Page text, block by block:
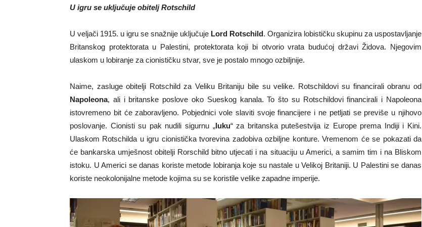
U igru se uključuje obitelj Rotschild
U veljači 1915. u igru se snažnije uključuje Lord Rotschild. Organizira lobističku skupinu za uspostavljanje
Britanskog protektorata u Palestini, protektorata koji bi otvorio vrata budućoj državi Židova. Njegovim
ulaskom u lobiranje za cionističku stvar, sve je postalo mnogo ozbiljnije.
Naime, zasluge obitelji Rotschild za Veliku Britaniju bile su velike. Rotschildovi su financirali obranu od
Napoleona, ali i britanske poslove oko Sueskog kanala. To što su Rotschildovi financirali i Napoleona
istovremeno bit će zaboravljeno. Pobjednici vole slaviti svoje financijere i ne petljati se previše u njihovo
poslovanje. Cionisti su pak nudili sigurnu „luku“ za britanska putešestvija iz Europe prema Indiji i Kini.
Ulaskom Rotschilda u igru cionistička tvorevina zadobiva ozbiljne konture. Vremenom će se pokazati da
će bankarska umješnost obitelji Rorschild bitno utjecati i na situaciju u Americi, a samim tim i na Bliskom
istoku. U Americi se danas koriste metode lobiranja koje su nastale u Velikoj Britaniji. U Palestini se danas
koriste neokolonijalne metode kojima su se koristile velike zapadne imperije.